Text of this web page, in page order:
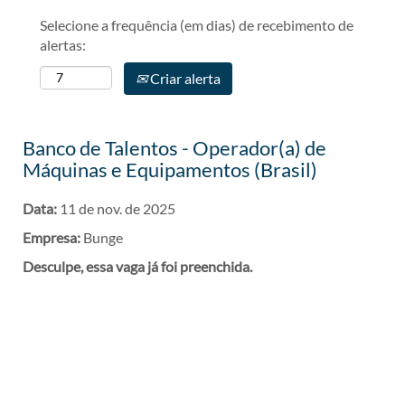
Selecione a frequência (em dias) de recebimento de
alertas:
Criar alerta
Banco de Talentos - Operador(a) de
Máquinas e Equipamentos (Brasil)
Data: 11 de nov. de 2025
Empresa: Bunge
Desculpe, essa vaga já foi preenchida.